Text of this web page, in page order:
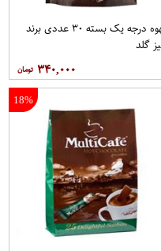
قهوه درجه یک بسته ۳۰ عددی برند
گلد
۳۴۰,۰۰۰
18%